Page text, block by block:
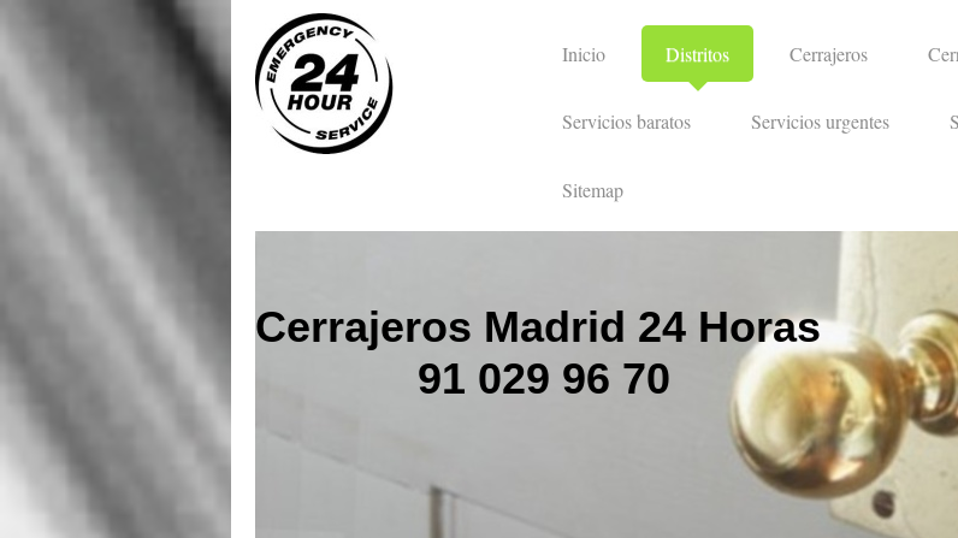
Inicio Distritos Cerrajeros
Servicios baratos Servicios urgentes
Sitemap
Cerrajeros Madrid 24 Horas
91 029 96 70